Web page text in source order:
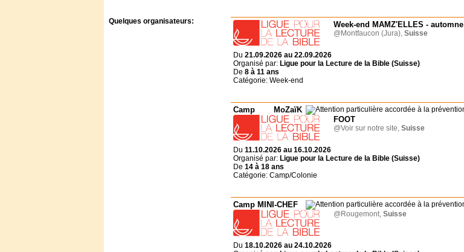
Quelques organisateurs:
Week-end MAMZ'ELLES - automne
@Montfaucon (Jura), Suisse
Du 21.09.2026 au 22.09.2026
Organisé par: Ligue pour la Lecture de la Bible (Suisse)
De 8 à 11 ans
Catégorie: Week-end
Camp MoZaïK
FOOT
@Voir sur notre site, Suisse
Du 11.10.2026 au 16.10.2026
Organisé par: Ligue pour la Lecture de la Bible (Suisse)
De 14 à 18 ans
Catégorie: Camp/Colonie
Camp MINI-CHEF
@Rougemont, Suisse
Du 18.10.2026 au 24.10.2026